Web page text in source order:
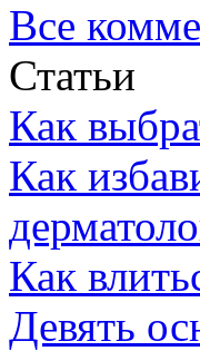
Все
Статьи
Как
Как
Как
Девять